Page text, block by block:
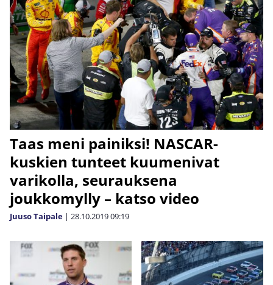
Taas meni painiksi! NASCAR-
kuskien tunteet kuumenivat
varikolla, seurauksena
joukkomylly – katso video
Juuso Taipale | 28.10.201909:19